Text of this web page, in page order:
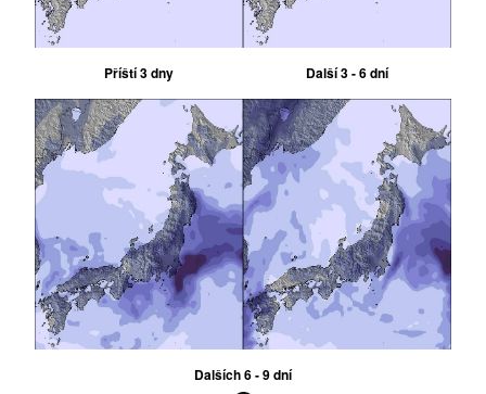
Příští 3 dny Další 3 - 6 dní
Dalších 6 - 9 dní